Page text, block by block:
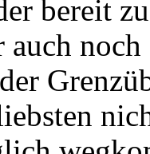
bereit